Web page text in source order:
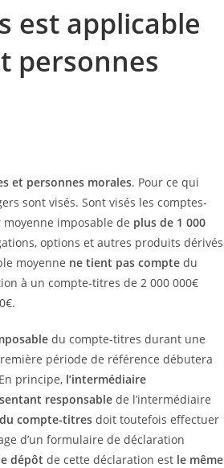
est applicable
personnes
et personnes morales. Pour ce qui
sont visés. Sont visés les comptes-
imposable de plus de 1 000
options et autres produits dérivés
moyenne ne tient pas comptedu
à un compte-titres de 2 000 000€
du compte-titres durant une
période de référence débutera
En principe,l’intermédiaire
responsablede l’intermédiaire
compte-titres doit toutefois effectuer
d’un formulaire de déclaration
dépôt de cette déclaration est le même